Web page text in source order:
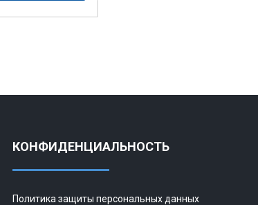
КОНФИДЕНЦИАЛЬНОСТЬ
Политика защиты персональных данных